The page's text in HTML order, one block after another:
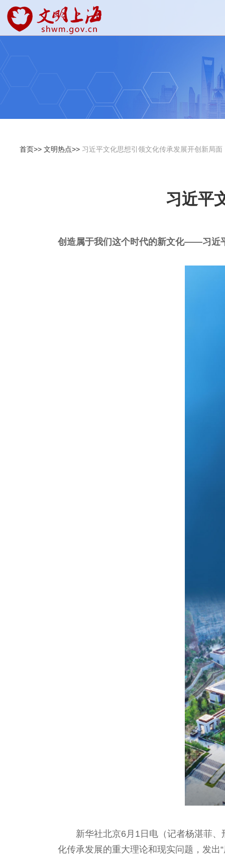
首页>> 文明热点>> 习近平文化思想引领文化传承发展开创新局面
习近平
创造属于我们这个时代的新文化——习近
新华社北京6月1日电（记者杨湛菲
化传承发展的重大理论和现实问题，发出